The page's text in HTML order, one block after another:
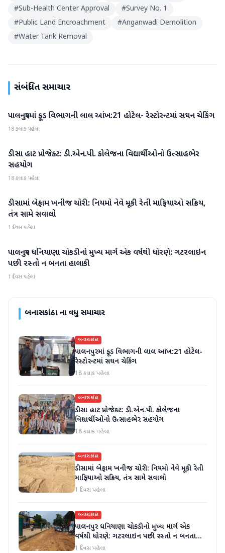
#Sub-Health Center Approval #Survey No. 1
#Public Land Encroachment #Anganwadi Demolition
#Water Tank Removal
સંબંધિત સમાચાર
બનાસકાંઠા
પાલનપુરમાં ફૂડ વિભાગની લાલ આંખ:21 હોટેલ- રેસ્ટોરન્ટમાં સઘન ચેકિંગ
18 કલાક પહેલા
બનાસકાંઠા
ડીસા હાટ પ્રોજેક્ટ: ડી.એન.પી. કોલેજના વિદ્યાર્થીઓનો ઉત્સાહભેર
સહયોગ
18 કલાક પહેલા
બનાસકાંઠા
ડીસામાં બેફામ ખનીજ ચોરી: નિયમો નેવે મૂકી રેતી માફિયાઓ સક્રિય,
તંત્ર સામે સવાલો
1 દિવસ પહેલા
બનાસકાંઠા
પાલનપુર ધનિયાણા ચોકડીનો મુખ્ય માર્ગ એક વર્ષથી ધોરણે: ગટરલાઇન
પછી રસ્તો ન બનતા હાલાકી
1 દિવસ પહેલા
બનાસકાંઠાના વધુ સમાચાર
બનાસકાંઠા
પાલનપુરમાં ફૂડ વિભાગની લાલ આંખ:21 હોટેલ-
રેસ્ટોરન્ટમાં સઘન ચેકિંગ
18 કલાક પહેલા
બનાસકાંઠા
ડીસા હાટ પ્રોજેક્ટ: ડી.એન.પી. કોલેજના
વિદ્યાર્થીઓનો ઉત્સાહભેર સહયોગ
18 કલાક પહેલા
બનાસકાંઠા
ડીસામાં બેફામ ખનીજ ચોરી: નિયમો નેવે મૂકી રેતી
માફિયાઓ સક્રિય, તંત્ર સામે સવાલો
1 દિવસ પહેલા
બનાસકાંઠા
પાલનપુર ધનિયાણા ચોકડીનો મુખ્ય માર્ગ એક
વર્ષથી ધોરણે: ગટરલાઇન પછી રસ્તો ન બનતા
હાલાકી
1 દિવસ પહેલા